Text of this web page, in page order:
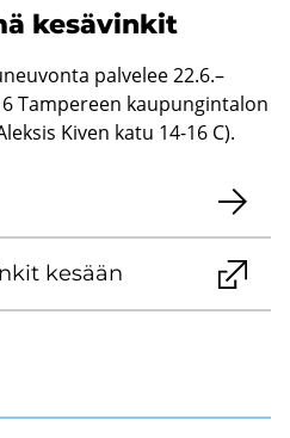
ke­sä­vin­kit
palvelee 22.6.–
Tampereen kaupungintalon
Kiven katu 14-16 C).
ke­sään